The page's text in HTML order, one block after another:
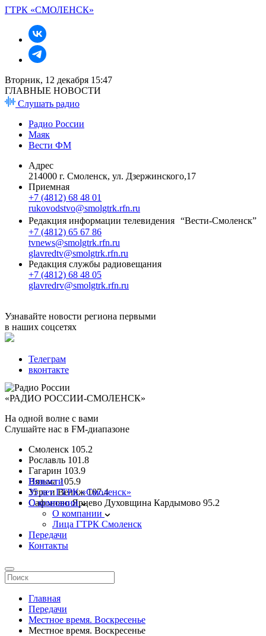
ГТРК «СМОЛЕНСК»
Вторник, 12 декабря 15:47
ГЛАВНЫЕ НОВОСТИ
Слушать радио
Радио России
Маяк
Вести ФМ
Адрес
214000 г. Смоленск, ул. Дзержинского,17
Приемная
+7 (4812) 68 48 01
rukovodstvo@smolgtrk.rfn.ru
Редакция информации телевидения “Вести-Смоленск”
+7 (4812) 65 67 86
tvnews@smolgtrk.rfn.ru
glavredtv@smolgtrk.rfn.ru
Редакция службы радиовещания
+7 (4812) 68 48 05
glavredrv@smolgtrk.rfn.ru
Узнавайте новости региона первыми
в наших соцсетях
Телеграм
вконтакте
«РАДИО РОССИИ-СМОЛЕНСК»
На одной волне с вами
Слушайте нас в FM-диапазоне
Смоленск 105.2
Рославль 101.8
Гагарин 103.9
Вязьма 105.9
Угра и Велиж 107.4
Сафоново Ярцево Духовщина Кардымово 95.2
Новости
35 лет ГТРК «Смоленск»
О компании
О компании
Лица ГТРК Смоленск
Передачи
Контакты
Главная
Передачи
Местное время. Воскресенье
Местное время. Воскресенье